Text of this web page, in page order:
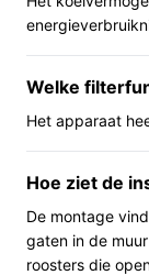
instelbare
unit is
De
zijn
beslag
Welke
Het apparaat
Hoe ziet de
De montage
gaten in de
roosters die